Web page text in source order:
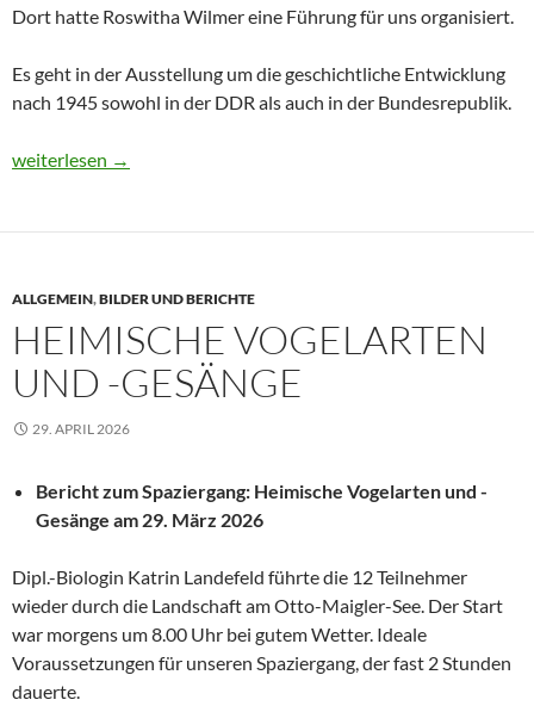
Dort hatte Roswitha Wilmer eine Führung für uns organisiert.
Es geht in der Ausstellung um die geschichtliche Entwicklung
nach 1945 sowohl in der DDR als auch in der Bundesrepublik.
Haus der Geschichte
weiterlesen →
ALLGEMEIN,BILDER UND BERICHTE
HEIMISCHE VOGELARTEN
UND -GESÄNGE
29. APRIL 2026
Bericht zum Spaziergang: Heimische Vogelarten und -
Gesänge am 29. März 2026
Dipl.-Biologin Katrin Landefeld führte die 12 Teilnehmer
wieder durch die Landschaft am Otto-Maigler-See. Der Start
war morgens um 8.00 Uhr bei gutem Wetter. Ideale
Voraussetzungen für unseren Spaziergang, der fast 2 Stunden
dauerte.